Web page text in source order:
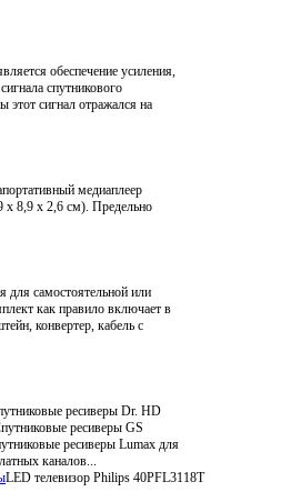
обеспечение усиления,
спутникового
этот сигнал отражался на
медиаплеер
x 8,9 x 2,6 см). Предельно
для самостоятельной или
как правило включает в
конвертер, кабель с
ресиверы Dr. HD
ресиверы GS
ресиверы Lumax для
каналов...
LED телевизор Philips 40PFL3118T